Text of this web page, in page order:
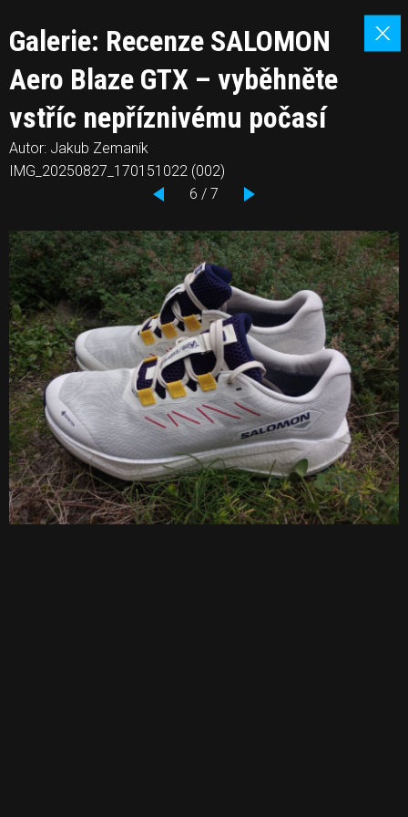
Galerie: Recenze SALOMON
Aero Blaze GTX – vyběhněte
vstříc nepříznivému počasí
Autor: Jakub Zemaník
IMG_20250827_170151022 (002)
6 / 7